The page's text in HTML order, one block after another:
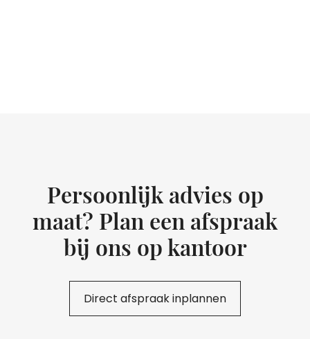
Persoonlijk advies op
maat? Plan een afspraak
bij ons op kantoor
Direct afspraak inplannen